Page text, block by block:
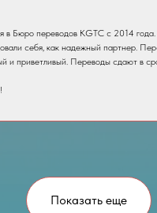
в Бюро переводов KGTC с 2014 года.
себя, как надежный партнер.
и приветливый. Переводы сдают в
Показать еще